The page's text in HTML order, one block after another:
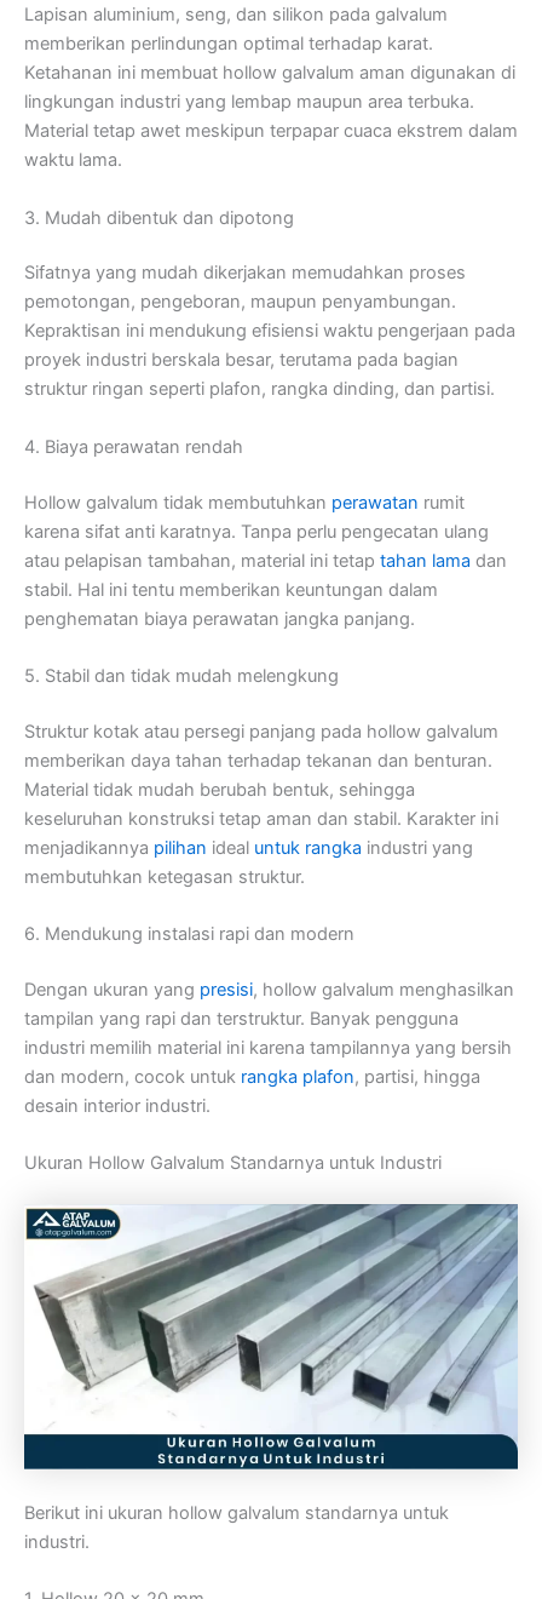
Lapisan aluminium, seng, dan silikon pada galvalum
memberikan perlindungan optimal terhadap karat.
Ketahanan ini membuat hollow galvalum aman digunakan di
lingkungan industri yang lembap maupun area terbuka.
Material tetap awet meskipun terpapar cuaca ekstrem dalam
waktu lama.
3. Mudah dibentuk dan dipotong
Sifatnya yang mudah dikerjakan memudahkan proses
pemotongan, pengeboran, maupun penyambungan.
Kepraktisan ini mendukung efisiensi waktu pengerjaan pada
proyek industri berskala besar, terutama pada bagian
struktur ringan seperti plafon, rangka dinding, dan partisi.
4. Biaya perawatan rendah
Hollow galvalum tidak membutuhkan perawatan rumit
karena sifat anti karatnya. Tanpa perlu pengecatan ulang
atau pelapisan tambahan, material ini tetap tahan lama dan
stabil. Hal ini tentu memberikan keuntungan dalam
penghematan biaya perawatan jangka panjang.
5. Stabil dan tidak mudah melengkung
Struktur kotak atau persegi panjang pada hollow galvalum
memberikan daya tahan terhadap tekanan dan benturan.
Material tidak mudah berubah bentuk, sehingga
keseluruhan konstruksi tetap aman dan stabil. Karakter ini
menjadikannya pilihan ideal untuk rangka industri yang
membutuhkan ketegasan struktur.
6. Mendukung instalasi rapi dan modern
Dengan ukuran yang presisi, hollow galvalum menghasilkan
tampilan yang rapi dan terstruktur. Banyak pengguna
industri memilih material ini karena tampilannya yang bersih
dan modern, cocok untuk rangka plafon, partisi, hingga
desain interior industri.
Ukuran Hollow Galvalum Standarnya untuk Industri
Berikut ini ukuran hollow galvalum standarnya untuk
industri.